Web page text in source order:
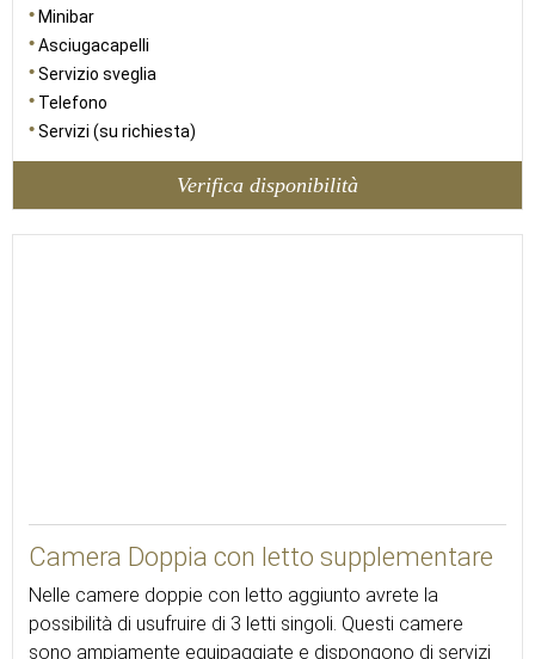
Minibar
Asciugacapelli
Servizio sveglia
Telefono
Servizi (su richiesta)
Verifica disponibilità
Camera Doppia con letto supplementare
Nelle camere doppie con letto aggiunto avrete la
possibilità di usufruire di 3 letti singoli. Questi camere
sono ampiamente equipaggiate e dispongono di servizi